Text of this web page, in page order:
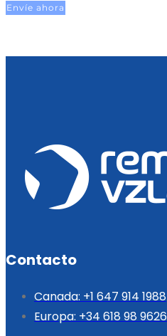
Envíe ahora
Contacto
Canada: +1 647 914 1988
Europa: +34 618 98 9626